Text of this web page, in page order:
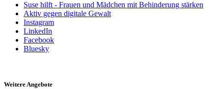
Suse hilft - Frauen und Mädchen mit Behinderung stärken
Aktiv gegen digitale Gewalt
Instagram
LinkedIn
Facebook
Bluesky
Weitere Angebote